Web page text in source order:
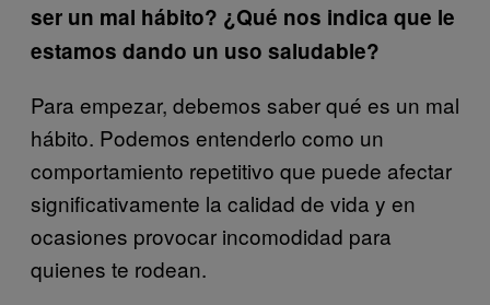
ser un mal hábito? ¿Qué nos indica que le
estamos dando un uso saludable?
Para empezar, debemos saber qué es un mal
hábito. Podemos entenderlo como un
comportamiento repetitivo que puede afectar
significativamente la calidad de vida y en
ocasiones provocar incomodidad para
quienes te rodean.